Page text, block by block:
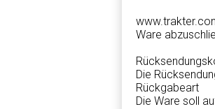
Ware
Die
Rückgabeart
Die Ware soll